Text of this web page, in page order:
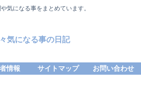
気になる事をまとめています。
気になる事の日記
情報 サイトマップ お問い合わせ